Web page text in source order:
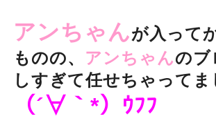
アンちゃんが入って
ものの、 アンちゃんのブ
しすぎて任せちゃってま
（´∀｀*）ｳﾌﾌ